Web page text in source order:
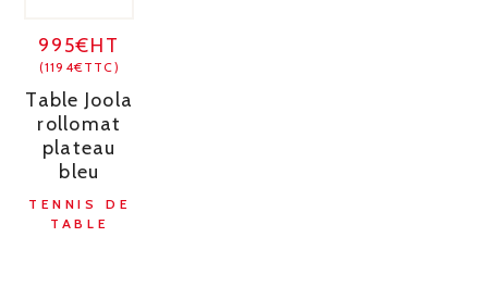
995€HT
(1194€TTC)
Table Joola
rollomat
plateau
bleu
TENNIS DE
TABLE